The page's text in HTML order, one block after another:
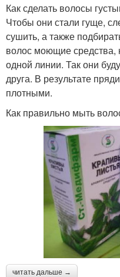
Как сделать волосы
Чтобы они стали гуще,
сушить, а также
волос моющие
одной линии. Так они
друга. В результате
плотными.
Как правильно мыть
читать дальше →